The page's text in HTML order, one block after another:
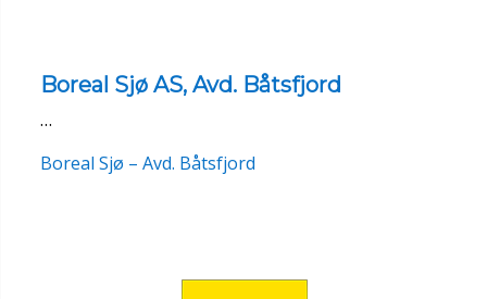
Boreal Sjø AS, Avd. Båtsfjord
…
Boreal Sjø – Avd. Båtsfjord